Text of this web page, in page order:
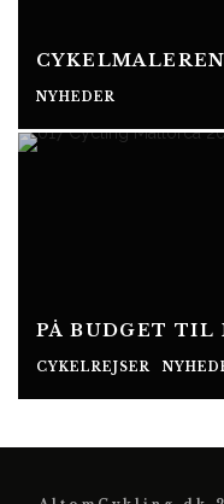
NYHEDER
PÅ BUDGET TIL
CYKELREJSER